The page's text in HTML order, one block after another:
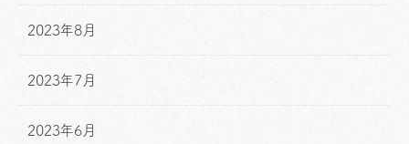
2023年8月
2023年7月
2023年6月